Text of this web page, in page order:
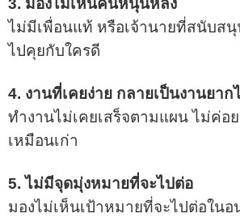
ไม่มีเพื่อนแท้ หรือเจ้านายที่สนับส
ไปคุยกับใครดี
4. งานที่เคยง่าย กลายเป็นงานยา
ทำงานไม่เคยเสร็จตามแผน ไม่ค่อ
เหมือนเก่า
5. ไม่มีจุดมุ่งหมายที่จะไปต่อ
มองไม่เห็นเป้าหมายที่จะไปต่อในอ